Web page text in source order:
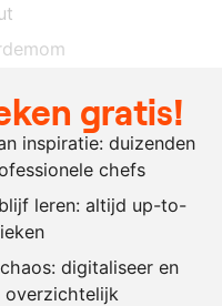
+
gratis!
inspiratie: duizenden
chefs
leren: altijd up-to-
digitaliseer en
overzichtelijk